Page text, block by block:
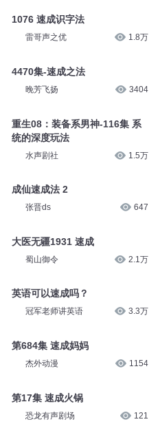
1076 速成识字法
雷哥声之优 1.8万
4470集-速成之法
晚芳飞扬 3404
重生08：装备系男神-116集 系
统的深度玩法
水声剧社 1.5万
成仙速成法 2
张晋ds 647
大医无疆1931 速成
蜀山御令 2.1万
英语可以速成吗？
冠军老师讲英语 3.3万
第684集 速成妈妈
杰外动漫 1154
第17集 速成火锅
恐龙有声剧场 121